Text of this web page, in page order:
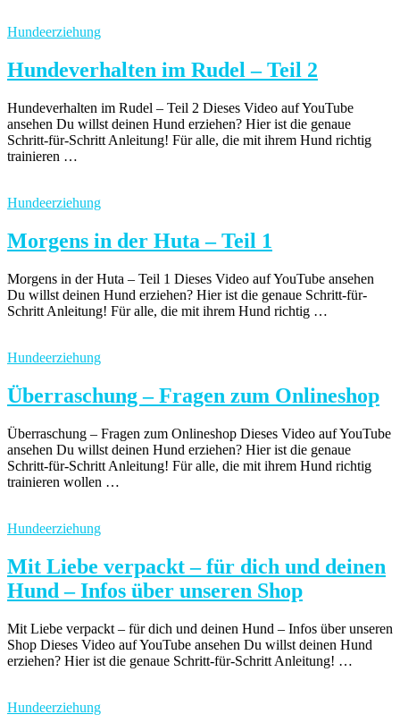
Hundeerziehung
Hundeverhalten im Rudel – Teil 2
Hundeverhalten im Rudel – Teil 2 Dieses Video auf YouTube
ansehen Du willst deinen Hund erziehen? Hier ist die genaue
Schritt-für-Schritt Anleitung! Für alle, die mit ihrem Hund richtig
trainieren …
Hundeerziehung
Morgens in der Huta – Teil 1
Morgens in der Huta – Teil 1 Dieses Video auf YouTube ansehen
Du willst deinen Hund erziehen? Hier ist die genaue Schritt-für-
Schritt Anleitung! Für alle, die mit ihrem Hund richtig …
Hundeerziehung
Überraschung – Fragen zum Onlineshop
Überraschung – Fragen zum Onlineshop Dieses Video auf YouTube
ansehen Du willst deinen Hund erziehen? Hier ist die genaue
Schritt-für-Schritt Anleitung! Für alle, die mit ihrem Hund richtig
trainieren wollen …
Hundeerziehung
Mit Liebe verpackt – für dich und deinen
Hund – Infos über unseren Shop
Mit Liebe verpackt – für dich und deinen Hund – Infos über unseren
Shop Dieses Video auf YouTube ansehen Du willst deinen Hund
erziehen? Hier ist die genaue Schritt-für-Schritt Anleitung! …
Hundeerziehung